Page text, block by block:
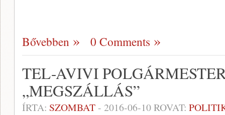
Bővebben 0 Comments
TEL-AVIVI
„MEGSZÁLLÁS”
ÍRTA: SZOMBAT- 2016-06-10ROVAT: